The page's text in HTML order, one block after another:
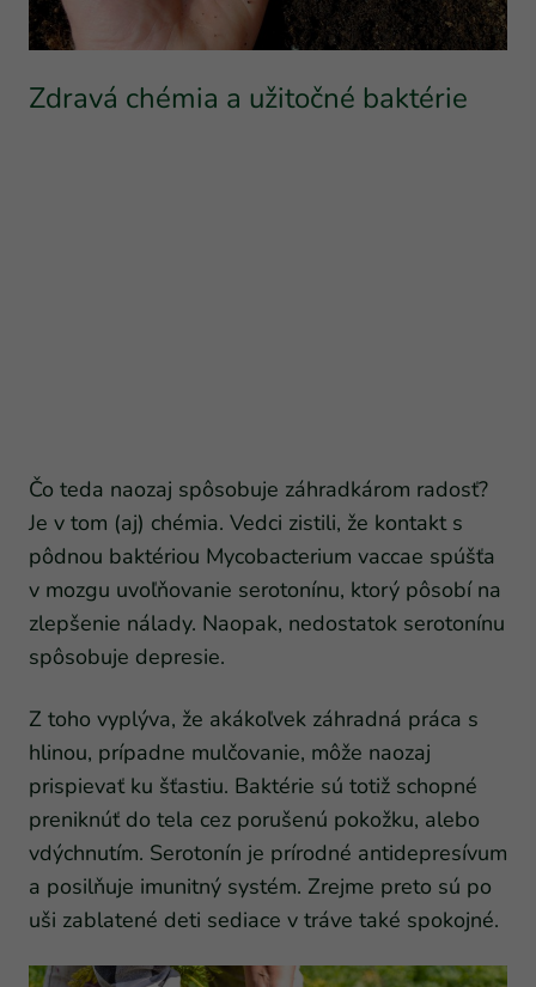
Zdravá chémia a užitočné baktérie
Čo teda naozaj spôsobuje záhradkárom radosť?
Je v tom (aj) chémia. Vedci zistili, že kontakt s
pôdnou baktériou Mycobacterium vaccae spúšťa
v mozgu uvoľňovanie serotonínu, ktorý pôsobí na
zlepšenie nálady. Naopak, nedostatok serotonínu
spôsobuje depresie.
Z toho vyplýva, že akákoľvek záhradná práca s
hlinou, prípadne mulčovanie, môže naozaj
prispievať ku šťastiu. Baktérie sú totiž schopné
preniknúť do tela cez porušenú pokožku, alebo
vdýchnutím. Serotonín je prírodné antidepresívum
a posilňuje imunitný systém. Zrejme preto sú po
uši zablatené deti sediace v tráve také spokojné.